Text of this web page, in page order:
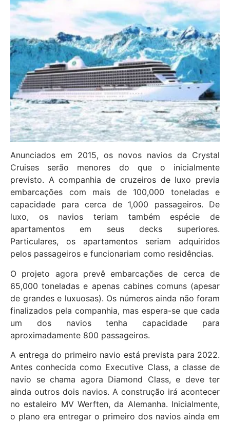
Anunciados em 2015, os novos navios da Crystal
Cruises serão menores do que o inicialmente
previsto. A companhia de cruzeiros de luxo previa
embarcações com mais de 100,000 toneladas e
capacidade para cerca de 1,000 passageiros. De
luxo, os navios teriam também espécie de
apartamentos em seus decks superiores.
Particulares, os apartamentos seriam adquiridos
pelos passageiros e funcionariam como residências.
O projeto agora prevê embarcações de cerca de
65,000 toneladas e apenas cabines comuns (apesar
de grandes e luxuosas). Os números ainda não foram
finalizados pela companhia, mas espera-se que cada
um dos navios tenha capacidade para
aproximadamente 800 passageiros.
A entrega do primeiro navio está prevista para 2022.
Antes conhecida como Executive Class, a classe de
navio se chama agora Diamond Class, e deve ter
ainda outros dois navios. A construção irá acontecer
no estaleiro MV Werften, da Alemanha. Inicialmente,
o plano era entregar o primeiro dos navios ainda em